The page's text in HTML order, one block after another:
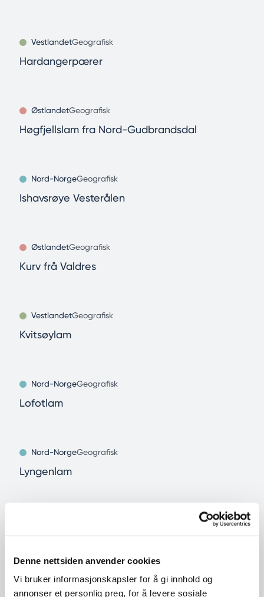
Denne nettsiden anvender cookies
Vi bruker informasjonskapsler for å gi innhold og
annonser et personlig preg, for å levere sosiale
VestlandetGeografisk
Hardangerpærer
ØstlandetGeografisk
Høgfjellslam fra Nord-Gudbrandsdal
Nord-NorgeGeografisk
Ishavsrøye Vesterålen
ØstlandetGeografisk
Kurv frå Valdres
VestlandetGeografisk
Kvitsøylam
Nord-NorgeGeografisk
Lofotlam
Nord-NorgeGeografisk
Lyngenlam
Målselvnepe fra Nord-Norge
Trøndelag Geografisk